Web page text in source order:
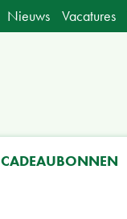
Nieuws Vacatures
CADEAUBONNEN